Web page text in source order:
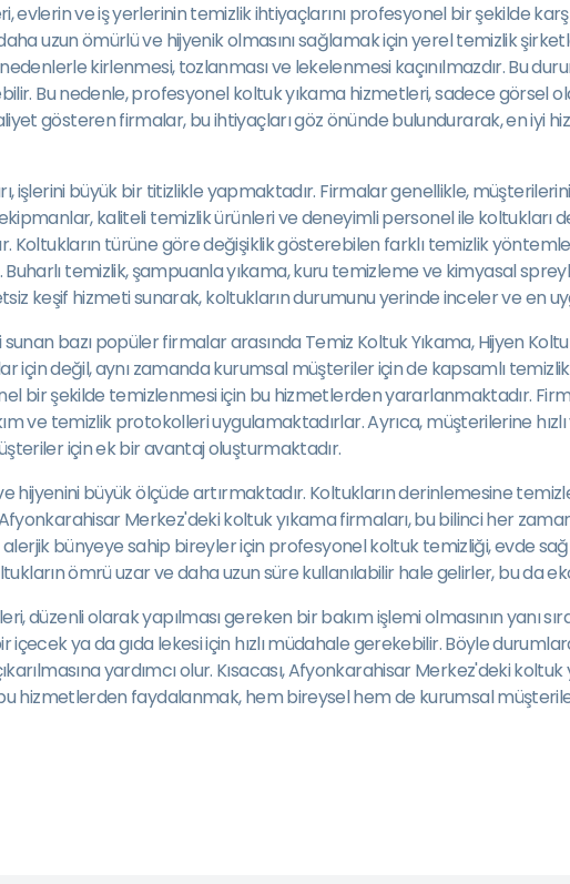
ve iş yerlerinin temizlik ihtiyaçlarını profesyonel bir şekilde
uzun ömürlü ve hijyenik olmasını sağlamak için yerel temizlik
kirlenmesi, tozlanması ve lekelenmesi kaçınılmazdır. Bu
Bu nedenle, profesyonel koltuk yıkama hizmetleri, sadece görsel
gösteren firmalar, bu ihtiyaçları göz önünde bulundurarak, en iyi
işlerini büyük bir titizlikle yapmaktadır. Firmalar genellikle,
kaliteli temizlik ürünleri ve deneyimli personel ile
Koltukların türüne göre değişiklik gösterebilen farklı temizlik
temizlik, şampuanla yıkama, kuru temizleme ve kimyasal
keşif hizmeti sunarak, koltukların durumunu yerinde inceler ve en
bazı popüler firmalar arasında Temiz Koltuk Yıkama, Hijyen
için değil, aynı zamanda kurumsal müşteriler için de kapsamlı
bir şekilde temizlenmesi için bu hizmetlerden yararlanmaktadır.
ve temizlik protokolleri uygulamaktadırlar. Ayrıca, müşterilerine
için ek bir avantaj oluşturmaktadır.
hijyenini büyük ölçüde artırmaktadır. Koltukların derinlemesine
Merkez'deki koltuk yıkama firmaları, bu bilinci her
bünyeye sahip bireyler için profesyonel koltuk temizliği, evde
ömrü uzar ve daha uzun süre kullanılabilir hale gelirler, bu da
düzenli olarak yapılması gereken bir bakım işlemi olmasının yanı
ya da gıda lekesi için hızlı müdahale gerekebilir. Böyle
yardımcı olur. Kısacası, Afyonkarahisar Merkez'deki
hizmetlerden faydalanmak, hem bireysel hem de kurumsal